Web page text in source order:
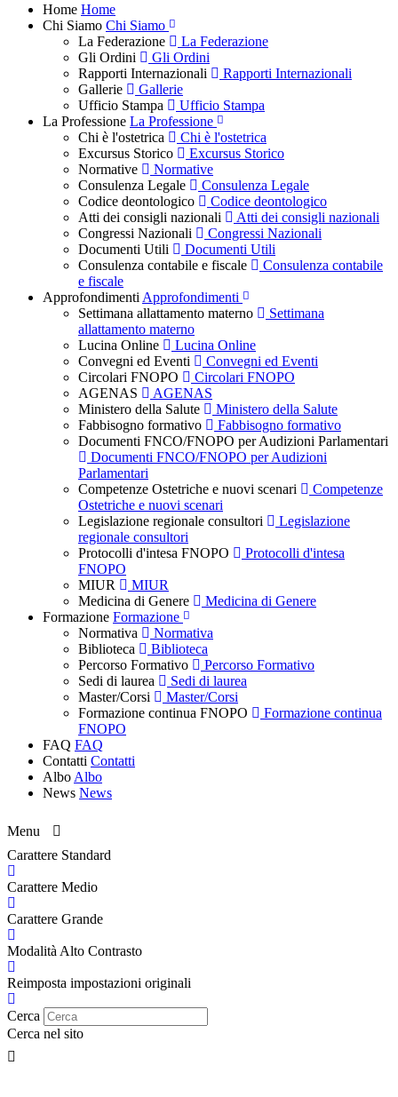
Home Home
Chi Siamo Chi Siamo
La Federazione
La Federazione
Gli Ordini
Gli Ordini
Rapporti Internazionali
Rapporti Internazionali
Gallerie
Gallerie
Ufficio Stampa
Ufficio Stampa
La Professione La Professione
Chi è l'ostetrica
Chi è l'ostetrica
Excursus Storico
Excursus Storico
Normative
Normative
Consulenza Legale
Consulenza Legale
Codice deontologico
Codice deontologico
Atti dei consigli nazionali
Atti dei consigli nazionali
Congressi Nazionali
Congressi Nazionali
Documenti Utili
Documenti Utili
Consulenza contabile e fiscale
Consulenza contabile
e fiscale
Approfondimenti Approfondimenti
Settimana allattamento materno
Settimana
allattamento materno
Lucina Online
Lucina Online
Convegni ed Eventi
Convegni ed Eventi
Circolari FNOPO
Circolari FNOPO
AGENAS
AGENAS
Ministero della Salute
Ministero della Salute
Fabbisogno formativo
Fabbisogno formativo
Documenti FNCO/FNOPO per Audizioni Parlamentari
Documenti FNCO/FNOPO per Audizioni
Parlamentari
Competenze Ostetriche e nuovi scenari
Competenze
Ostetriche e nuovi scenari
Legislazione regionale consultori
Legislazione
regionale consultori
Protocolli d'intesa FNOPO
Protocolli d'intesa
FNOPO
MIUR
MIUR
Medicina di Genere
Medicina di Genere
Formazione Formazione
Normativa
Normativa
Biblioteca
Biblioteca
Percorso Formativo
Percorso Formativo
Sedi di laurea
Sedi di laurea
Master/Corsi
Master/Corsi
Formazione continua FNOPO
Formazione continua
FNOPO
FAQ FAQ
Contatti Contatti
Albo Albo
News News
Menu
Carattere Standard
Carattere Medio
Carattere Grande
Modalità Alto Contrasto
Reimposta impostazioni originali
Cerca
Cerca nel sito